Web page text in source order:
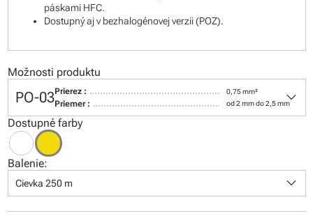
páskami HFC.
Dostupný aj v bezhalogénovej verzii (POZ).
Možnosti produktu
PO-03Prierez : 0,75 mm²
Priemer : od 2 mm do 2,5 mm
keyboard_arrow_down
Dostupné farby
Balenie:
Cievka 250 m keyboard_arrow_down